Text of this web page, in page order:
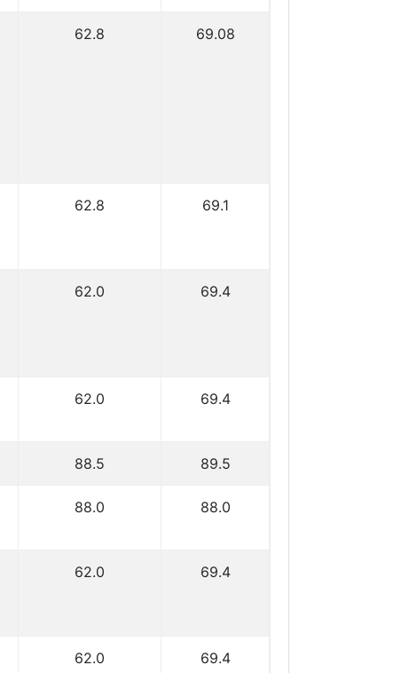
62.8 69.08
62.8 69.1
62.0 69.4
62.0 69.4
88.5 89.5
88.0 88.0
62.0 69.4
62.0 69.4